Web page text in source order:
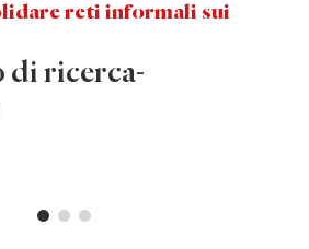
reti informali sui
di ricerca-